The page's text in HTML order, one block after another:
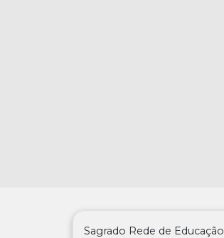
Sagrado Rede de Educação